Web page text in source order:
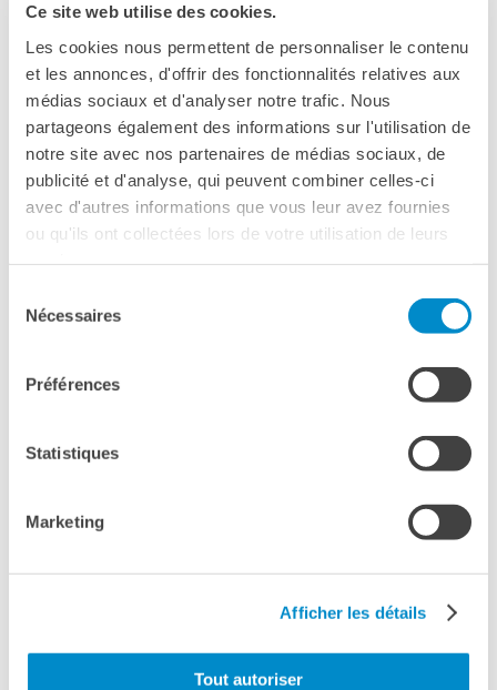
Ce site web utilise des cookies.
Les cookies nous permettent de personnaliser le contenu
et les annonces, d'offrir des fonctionnalités relatives aux
médias sociaux et d'analyser notre trafic. Nous
partageons également des informations sur l'utilisation de
notre site avec nos partenaires de médias sociaux, de
publicité et d'analyse, qui peuvent combiner celles-ci
avec d'autres informations que vous leur avez fournies
ou qu'ils ont collectées lors de votre utilisation de leurs
Nécessaires
Préférences
Statistiques
Marketing
Afficher les détails
Tout autoriser
PRI­MAIRE EN FRAN­ÇAIS 2025/2026 :
UNE AVEN­TURE COL­LEC­TIVE AU­TOUR
DU FRAN­ÇAIS
l’IPSSEOA Pietro Piazza de Palerme.
Découvrez le kamishibaï, le célèbre « théâtre d’images » japonais,
un outil pédagogique innovant qui combine illustrations et récit